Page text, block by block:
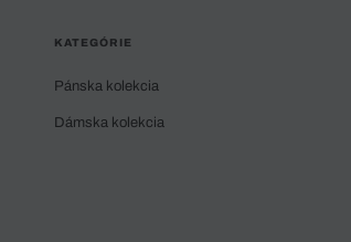
KATEGÓRIE
Pánska kolekcia
Dámska kolekcia